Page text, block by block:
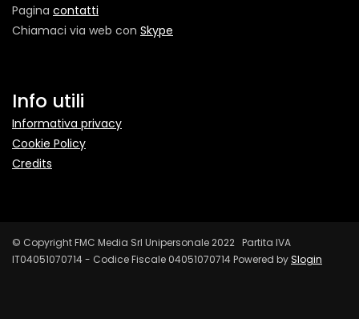
Pagina contatti
Chiamaci via web con Skype
Info utili
Informativa privacy
Cookie Policy
Credits
© Copyright FMC Media Srl Unipersonale 2022 Partita IVA
IT04051070714 - Codice Fiscale 04051070714 Powered bySlogin